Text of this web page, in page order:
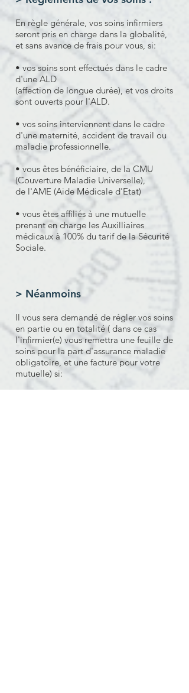
En règle générale, vos soins infirmiers
seront pris en charge dans la globalité,
et sans avance de frais pour vous, si:
• vos soins sont effectués dans le cadre
d'une ALD
(affection de longue durée), et vos droits
sont ouverts pour l'ALD.
• vos soins interviennent dans le cadre
d'une maternité, accident de travail ou
maladie professionnelle.
• vous êtes bénéficiaire, de la CMU
(Couverture Maladie Universelle),
de l'AME (Aide Médicale d'Etat)
• vous êtes affiliés à une mutuelle
prenant en charge les Auxilliaires
médicaux à 100% du tarif de la Sécurité
Sociale.
> Néanmoins
Il vous sera demandé de régler vos soins
en partie ou en totalité ( dans ce cas
l'infirmier(e) vous remettra une feuille de
soins pour la part d'assurance maladie
obligatoire, et une facture pour votre
mutuelle) si: